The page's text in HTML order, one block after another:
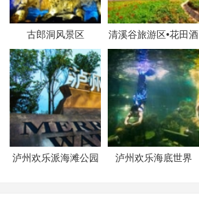
古郎洞风景区
清溪谷旅游区•花田酒
地景区
泸州欢乐派海滩公园 泸州欢乐海底世界